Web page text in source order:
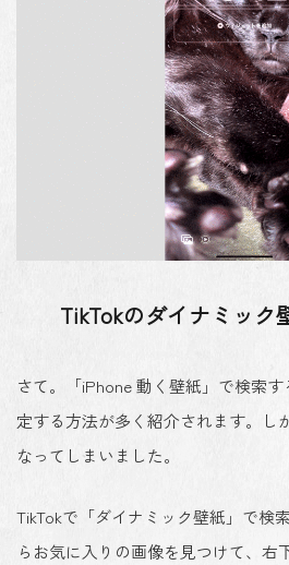
TikTokのダイナミック
さて。「iPhone 動く壁紙」で検索
定する方法が多く紹介されます。し
なってしまいました。
TikTokで「ダイナミック壁紙」で検
らお気に入りの画像を見つけて、右